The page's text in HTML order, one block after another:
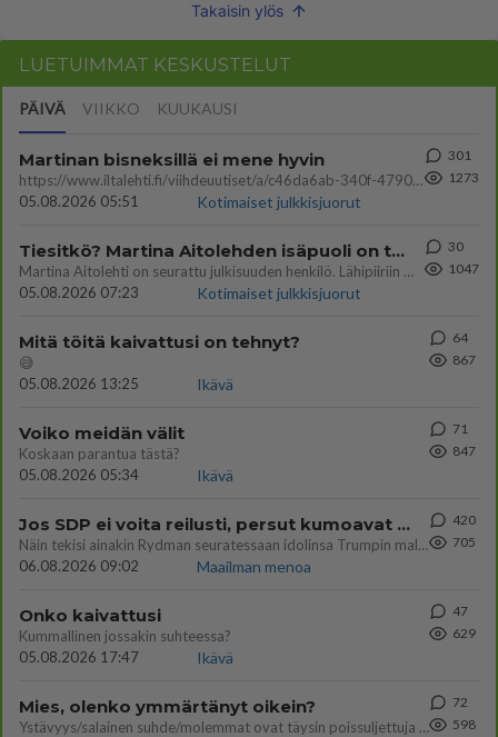
Takaisin ylös
LUETUIMMAT KESKUSTELUT
PÄIVÄ VIIKKO KUUKAUSI
Martinan bisneksillä ei mene hyvin
https://www.iltalehti.fi/viihdeuutiset/a/c46da6ab-340f-4790-aaa7-0865eed2336 Yrityksen konkurssihakemus on tullut kärä
05.08.2026 05:51
Kotimaiset julkkisjuorut
301
1273
Tiesitkö? Martina Aitolehden isäpuoli on tämä suosittu laulaja
Martina Aitolehti on seurattu julkisuuden henkilö. Lähipiiriin mahtuu muitakin tunnettuja henkilöitä. Tiesitkö, että Ma
05.08.2026 07:23
Kotimaiset julkkisjuorut
30
1047
Mitä töitä kaivattusi on tehnyt?
😅
05.08.2026 13:25
Ikävä
64
867
Voiko meidän välit
Koskaan parantua tästä?
05.08.2026 05:34
Ikävä
71
847
Jos SDP ei voita reilusti, persut kumoavat demokratian Suomesta
Näin tekisi ainakin Rydman seuratessaan idolinsa Trumpin mallia https://www.is.fi/politiikka/art-2000012187244.html
06.08.2026 09:02
Maailman menoa
420
705
Onko kaivattusi
Kummallinen jossakin suhteessa?
05.08.2026 17:47
Ikävä
47
629
Mies, olenko ymmärtänyt oikein?
Ystävyys/salainen suhde/molemmat ovat täysin poissuljettuja asioita? Nainen
72
598